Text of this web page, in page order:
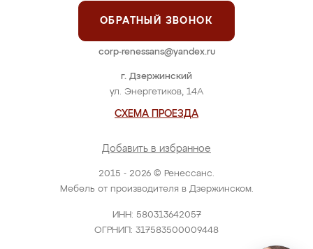
2015 - 2026 © Ренессанс.
Мебель от производителя в Дзержинском.
ИНН: 580313642057
ОГРНИП: 317583500009448
г. Дзержинский
ул. Энергетиков, 14А
СХЕМА ПРОЕЗДА
Добавить в избранное
ОБРАТНЫЙ ЗВОНОК
corp-renessans@yandex.ru